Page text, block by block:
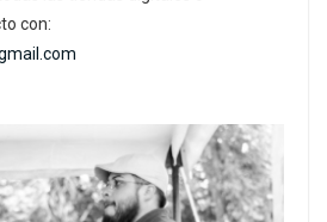
con: